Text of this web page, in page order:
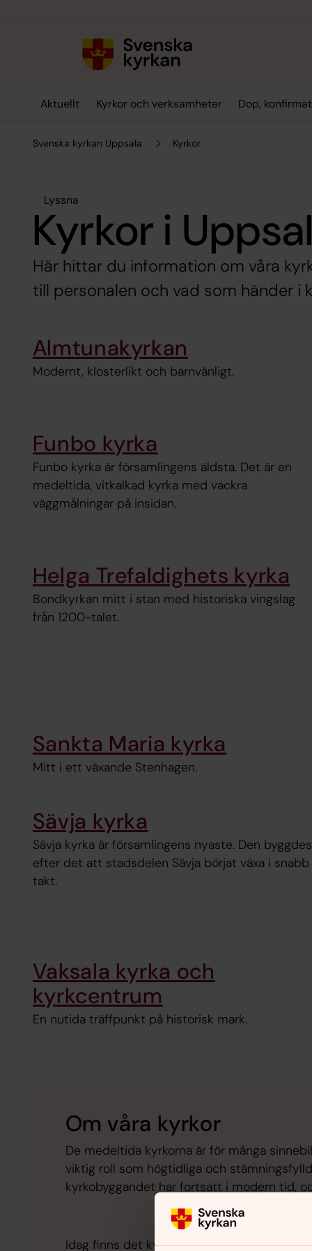
Aktuellt Kyrkor och verksamheter Dop,
Svenska kyrkan Uppsala Kyrkor
Lyssna
Kyrkor i
Här hittar du information om våra
till personalen och vad som händer i
Almtunakyrkan
Modernt, klosterlikt och barnvänligt.
Funbo kyrka
Funbo kyrka är församlingens äldsta. Det är en
medeltida, vitkalkad kyrka med vackra
väggmålningar på insidan.
Helga Trefaldighets kyrka
Bondkyrkan mitt i stan med historiska vingslag
från 1200-talet.
Sankta Maria kyrka
Mitt i ett växande Stenhagen.
Sävja kyrka
Sävja kyrka är församlingens nyaste. Den byggdes
efter det att stadsdelen Sävja börjat växa i snabb
takt.
Vaksala kyrka och
kyrkcentrum
En nutida träffpunkt på historisk mark.
Om våra kyrkor
De medeltida kyrkorna är för många
viktig roll som högtidliga och
kyrkobyggandet har fortsatt i modern tid,
Idag finns det kyrkor i de flesta stadsdelar